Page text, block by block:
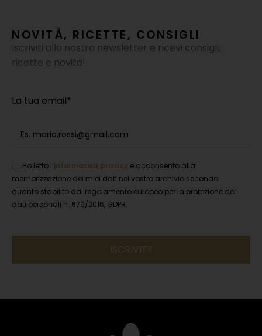
NOVITÀ, RICETTE, CONSIGLI
Iscriviti alla nostra newsletter e ricevi consigli,
ricette e novità!
La tua email*
Ho letto l’informativa privacy e acconsento alla
memorizzazione dei miei dati nel vostro archivio secondo
quanto stabilito dal regolamento europeo per la protezione dei
dati personali n. 679/2016, GDPR.